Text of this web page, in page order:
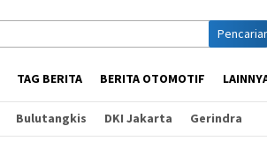
TAG BERITA BERITA OTOMOTIF
Bulutangkis DKI Jakarta Gerindra